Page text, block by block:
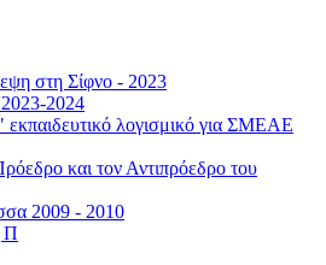
στη Σίφνο - 2023
2024
λογισμικό για ΣΜΕΑΕ
και τον Αντιπρόεδρο του
2009 - 2010
Π